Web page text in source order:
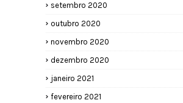
setembro 2020
outubro 2020
novembro 2020
dezembro 2020
janeiro 2021
fevereiro 2021